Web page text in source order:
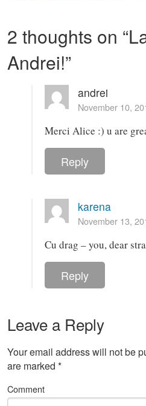
2 thoughts on “
Andrei!”
andrei
November 10,
Merci Alice :) u are
Reply
karena
November 13,
Cu drag – you, dear
Reply
Leave a Reply
Your email address will not be
are marked *
Comment